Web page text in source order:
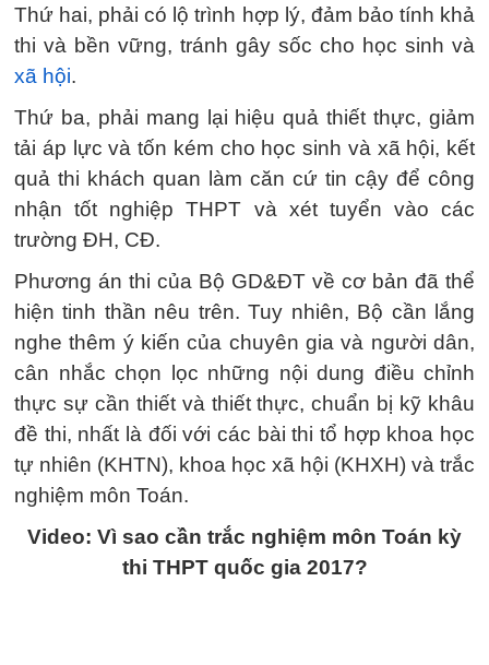
Thứ hai, phải có lộ trình hợp lý, đảm bảo tính khả
thi và bền vững, tránh gây sốc cho học sinh và
xã hội.
Thứ ba, phải mang lại hiệu quả thiết thực, giảm
tải áp lực và tốn kém cho học sinh và xã hội, kết
quả thi khách quan làm căn cứ tin cậy để công
nhận tốt nghiệp THPT và xét tuyển vào các
trường ĐH, CĐ.
Phương án thi của Bộ GD&ĐT về cơ bản đã thể
hiện tinh thần nêu trên. Tuy nhiên, Bộ cần lắng
nghe thêm ý kiến của chuyên gia và người dân,
cân nhắc chọn lọc những nội dung điều chỉnh
thực sự cần thiết và thiết thực, chuẩn bị kỹ khâu
đề thi, nhất là đối với các bài thi tổ hợp khoa học
tự nhiên (KHTN), khoa học xã hội (KHXH) và trắc
nghiệm môn Toán.
Video: Vì sao cần trắc nghiệm môn Toán kỳ
thi THPT quốc gia 2017?